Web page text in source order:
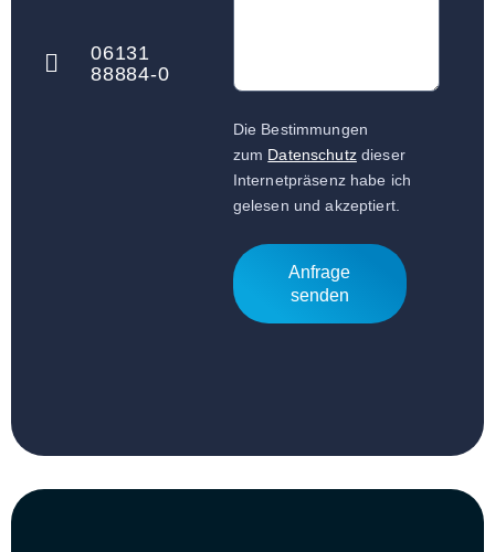
06131
88884-0
Die Bestimmungen
zum Datenschutzdieser
Internetpräsenz habe ich
gelesen und akzeptiert.
Anfrage
senden